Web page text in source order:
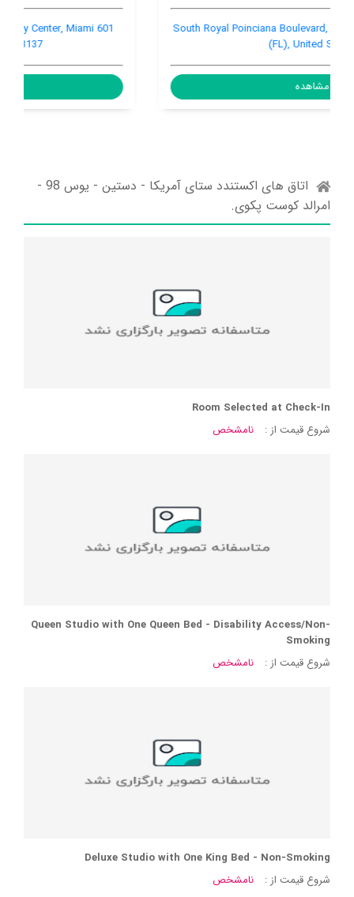
601 NE 27th Street, Downtown Miami / City Center, Miami
مشاهده
اتاق های اکستندد ستای آمریکا - دستین - یوس 98 -
امرالد کوست پکوی.
Room Selected at Check-In
شروع قیمت از :
نامشخص
Queen Studio with One Queen Bed - Disability Access/Non-
Smoking
شروع قیمت از :
نامشخص
Deluxe Studio with One King Bed - Non-Smoking
شروع قیمت از :
نامشخص